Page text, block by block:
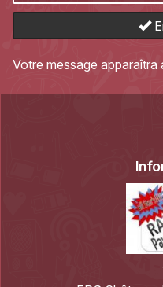
Votre message apparaîtra